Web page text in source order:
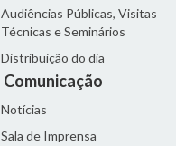
Audiências Públicas, Visitas
Técnicas e Seminários
Distribuição do dia
Comunicação
Notícias
Sala de Imprensa